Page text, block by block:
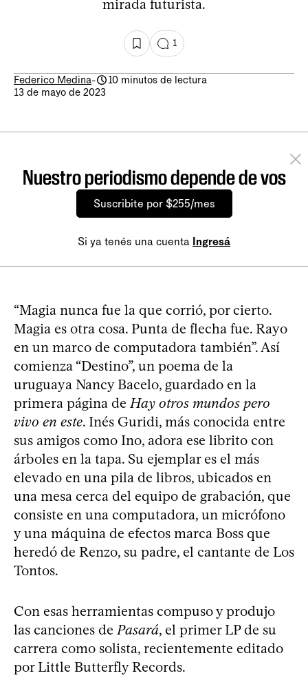
mirada futurista.
1
Federico Medina-
10 minutos de lectura
13 de mayo de 2023
Nuestro periodismo depende de vos
Suscribite por $255/mes
Si ya tenés una cuenta Ingresá
“Magia nunca fue la que corrió, por cierto.
Magia es otra cosa. Punta de flecha fue. Rayo
en un marco de computadora también”. Así
comienza “Destino”, un poema de la
uruguaya Nancy Bacelo, guardado en la
primera página de Hay otros mundos pero
vivo en este. Inés Guridi, más conocida entre
sus amigos como Ino, adora ese librito con
árboles en la tapa. Su ejemplar es el más
elevado en una pila de libros, ubicados en
una mesa cerca del equipo de grabación, que
consiste en una computadora, un micrófono
y una máquina de efectos marca Boss que
heredó de Renzo, su padre, el cantante de Los
Tontos.
Con esas herramientas compuso y produjo
las canciones de Pasará, el primer LP de su
carrera como solista, recientemente editado
por Little Butterfly Records.